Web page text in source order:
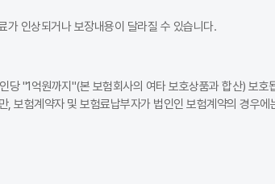
가 인상되거나 보장내용이 달라질 수 있습니다.
당 "1억원까지"(본 보험회사의 여타 보호상품과 합산) 보호
보험계약자 및 보험료납부자가 법인인 보험계약의 경우에